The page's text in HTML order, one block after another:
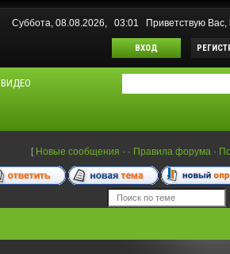
Суббота, 08.08.2026, 03:01 Приветствую Вас,
ВХОД
ВИДЕО
[ Новые сообщения · · Правила форума ·